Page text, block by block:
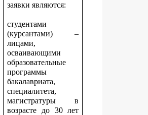
заявки являются:
студентами
(курсантами) –
лицами,
осваивающими
образовательные
программы
бакалавриата,
специалитета,
магистратуры в
возрасте до 30 лет